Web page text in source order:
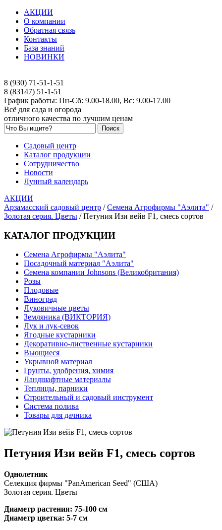
АКЦИИ
О компании
Обратная связь
Контакты
База знаний
НОВИНКИ
8 (930) 71-51-1-51
8 (83147) 51-1-51
График работы: Пн-Сб: 9.00-18.00, Вс: 9.00-17.00
Всё для сада и огорода
отличного качества по лучшим ценам
Садовый центр
Каталог продукции
Сотрудничество
Новости
Лунный календарь
АКЦИИ
Арзамасский садовый центр /Семена Агрофирмы "Аэлита" /
Золотая серия. Цветы /Петуния Изи вейв F1, смесь сортов
КАТАЛОГ ПРОДУКЦИИ
Семена Агрофирмы "Аэлита"
Посадочный материал "Аэлита"
Семена компании Johnsons (Великобритания)
Розы
Плодовые
Виноград
Луковичные цветы
Земляника (ВИКТОРИЯ)
Лук и лук-севок
Ягодные кустарники
Декоративно-лиственные кустарники
Вьющиеся
Укрывной материал
Грунты, удобрения, химия
Ландшафтные материалы
Теплицы, парники
Строительный и садовый инструмент
Система полива
Товары для дачника
Петуния Изи вейв F1, смесь сортов
Однолетник
Селекция фирмы "PanAmerican Seed" (США)
Золотая серия. Цветы
Диаметр растения: 75-100 см
Диаметр цветка: 5-7 см